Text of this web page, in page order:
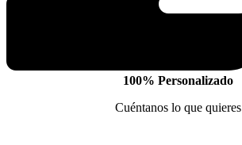
100% Personalizado
Cuéntanos lo que quieres